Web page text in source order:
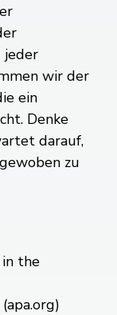
jeder
wir der
ein
Denke
darauf,
zu
the